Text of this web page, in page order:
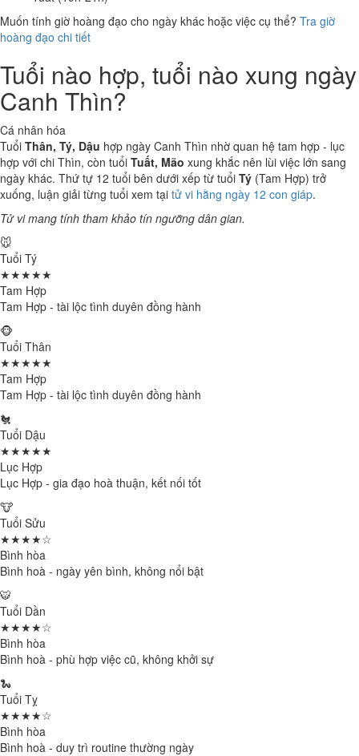
Muốn tính giờ hoàng đạo cho ngày khác hoặc việc cụ thể? Tra giờ
hoàng đạo chi tiết
Tuổi nào hợp, tuổi nào xung ngày
Canh Thìn?
Cá nhân hóa
Tuổi Thân, Tý, Dậu hợp ngày Canh Thìn nhờ quan hệ tam hợp - lục
hợp với chi Thìn, còn tuổi Tuất, Mão xung khắc nên lùi việc lớn sang
ngày khác. Thứ tự 12 tuổi bên dưới xếp từ tuổi Tý (Tam Hợp) trở
xuống, luận giải từng tuổi xem tại tử vi hằng ngày 12 con giáp.
Tử vi mang tính tham khảo tín ngưỡng dân gian.
🐭
Tuổi Tý
★★★★★
Tam Hợp
Tam Hợp - tài lộc tình duyên đồng hành
🐵
Tuổi Thân
★★★★★
Tam Hợp
Tam Hợp - tài lộc tình duyên đồng hành
🐔
Tuổi Dậu
★★★★★
Lục Hợp
Lục Hợp - gia đạo hoà thuận, kết nối tốt
🐮
Tuổi Sửu
★★★★☆
Bình hòa
Bình hoà - ngày yên bình, không nổi bật
🐯
Tuổi Dần
★★★★☆
Bình hòa
Bình hoà - phù hợp việc cũ, không khởi sự
🐍
Tuổi Tỵ
★★★★☆
Bình hòa
Bình hoà - duy trì routine thường ngày